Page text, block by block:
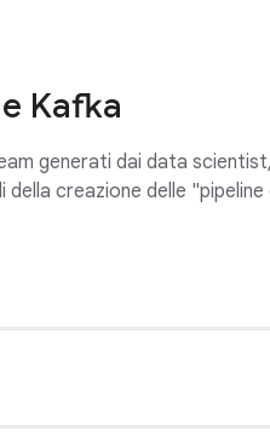
Kafka
generati dai data
creazione delle